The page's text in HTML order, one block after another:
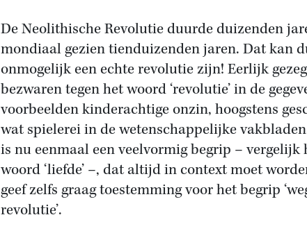
De Neolithische Revolutie duurde duizenden
mondiaal gezien tienduizenden jaren. Dat kan
onmogelijk een echte revolutie zijn! Eerlijk
bezwaren tegen het woord ‘revolutie’ in de
voorbeelden kinderachtige onzin, hoogstens
wat spielerei in de wetenschappelijke
is nu eenmaal een veelvormig begrip – vergelijk
woord ‘liefde’ –, dat altijd in context moet
geef zelfs graag toestemming voor het begrip
revolutie’.